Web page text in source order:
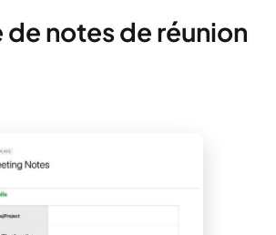
de notes de réunion